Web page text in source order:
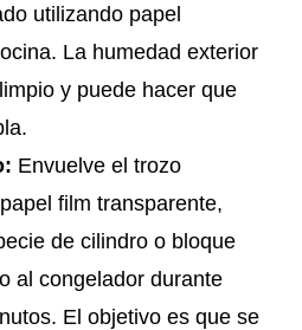
utilizando papel
La humedad exterior
y puede hacer que
Envuelve el trozo
film transparente,
de cilindro o bloque
al congelador durante
El objetivo es que se